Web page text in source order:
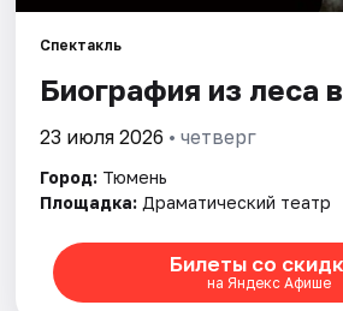
Города
Площадки
Артисты
Рейтинги
Спектакль
Биография из леса
23 июля 2026 • четверг
Город: Тюмень
Площадка: Драматический театр
Билеты со
на Яндекс Афише